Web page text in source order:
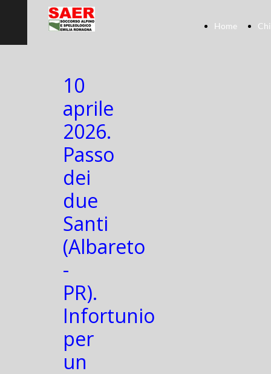
Home
10
aprile
2026.
Passo
dei
due
Santi
(Albareto
-
PR).
Infortunio
per
un